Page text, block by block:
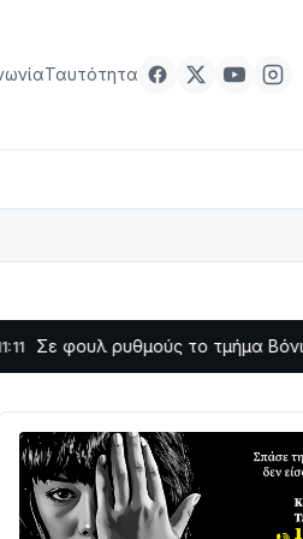
Ταυτότητα
ρυθμούς το τμήμα Βόνιτσα –